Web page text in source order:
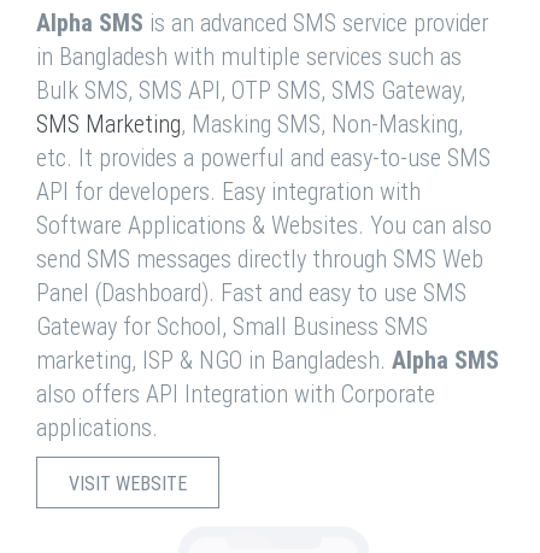
Alpha SMS is an advanced SMS service provider
in Bangladesh with multiple services such as
Bulk SMS, SMS API, OTP SMS, SMS Gateway,
SMS Marketing, Masking SMS, Non-Masking,
etc. It provides a powerful and easy-to-use SMS
API for developers. Easy integration with
Software Applications & Websites. You can also
send SMS messages directly through SMS Web
Panel (Dashboard). Fast and easy to use SMS
Gateway for School, Small Business SMS
marketing, ISP & NGO in Bangladesh. Alpha SMS
also offers API Integration with Corporate
applications.
VISIT WEBSITE